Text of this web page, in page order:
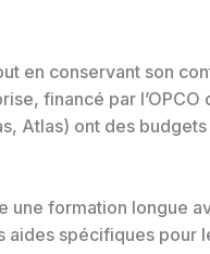
en conservant son
financé par l’OPCO
Atlas) ont des
une formation longue
aides spécifiques pour